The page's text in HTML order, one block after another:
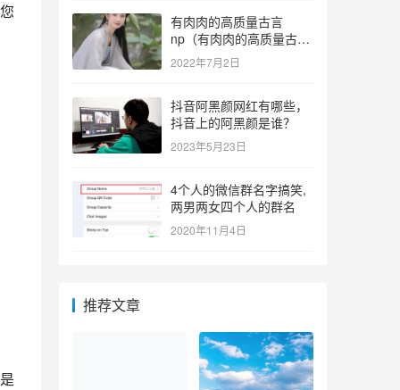
有肉肉的高质量古言
np（有肉肉的高质量古言
np推荐）
2022年7月2日
抖音阿黑颜网红有哪些，
抖音上的阿黑颜是谁？
2023年5月23日
4个人的微信群名字搞笑,
两男两女四个人的群名
2020年11月4日
推荐文章